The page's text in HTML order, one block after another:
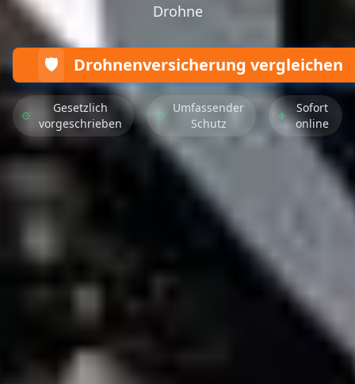
Drohne
🛡️ Drohnenversicherung vergleichen
Gesetzlich
vorgeschrieben
Umfassender
Schutz
Sofort
online